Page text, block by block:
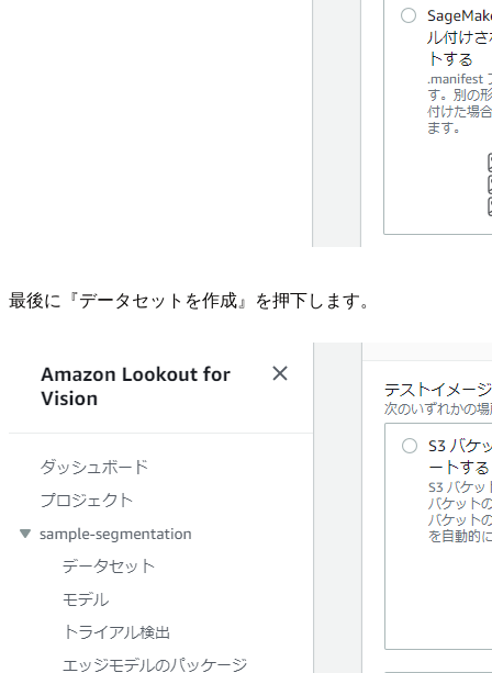
最後に『データセットを作成』を押下します。